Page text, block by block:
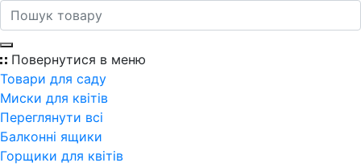
Повернутися в меню
Товари для саду
Миски для квітів
Переглянути всi
Балконні ящики
Горщики для квітів